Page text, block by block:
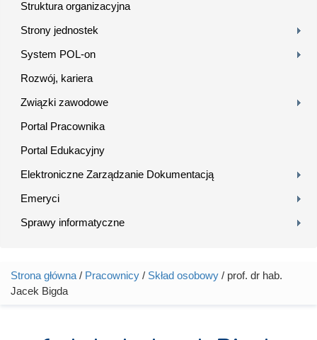
Struktura organizacyjna
Strony jednostek
System POL-on
Rozwój, kariera
Związki zawodowe
Portal Pracownika
Portal Edukacyjny
Elektroniczne Zarządzanie Dokumentacją
Emeryci
Sprawy informatyczne
Jesteś tutaj
Strona główna / Pracownicy / Skład osobowy / prof. dr hab.
Jacek Bigda